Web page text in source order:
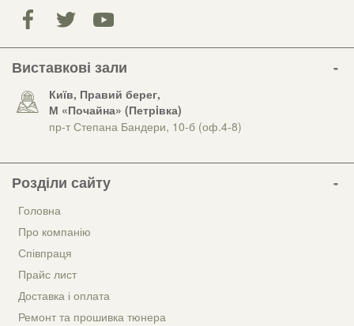
Виставкові зали
Київ, Правий берег,
М «Почайна» (Петрiвка)
пр-т Степана Бандери, 10-б (оф.4-8)
Розділи сайту
Головна
Про компанію
Співпраця
Прайс лист
Доставка і оплата
Ремонт та прошивка тюнера